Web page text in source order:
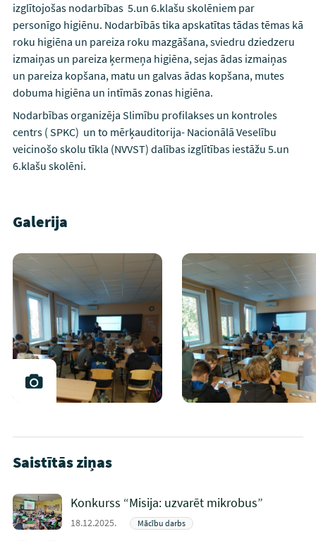
izglītojošas nodarbības 5.un 6.klašu skolēniem par
personīgo higiēnu. Nodarbībās tika apskatītas tādas tēmas kā
roku higiēna un pareiza roku mazgāšana, sviedru dziedzeru
izmaiņas un pareiza ķermeņa higiēna, sejas ādas izmaiņas
un pareiza kopšana, matu un galvas ādas kopšana, mutes
dobuma higiēna un intīmās zonas higiēna.
Nodarbības organizēja Slimību profilakses un kontroles
centrs ( SPKC) un to mērķauditorija- Nacionālā Veselību
veicinošo skolu tīkla (NVVST) dalības izglītības iestāžu 5.un
6.klašu skolēni.
Galerija
Saistītās ziņas
Konkurss “Misija: uzvarēt mikrobus”
18.12.2025. Mācību darbs